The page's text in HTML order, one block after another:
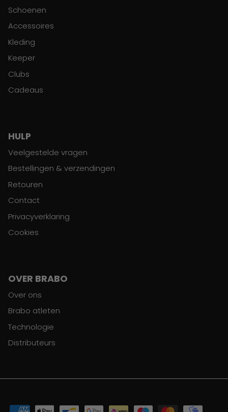
Schoenen
Accessoires
Kleding
Keeper
Clubs
Cadeaus
HULP
Veelgestelde vragen
Bestellingen & verzendingen
Retouren
Contact
Privacyverklaring
Cookies
OVER BRABO
Over ons
Brabo atleten
Technologie
Distributeurs